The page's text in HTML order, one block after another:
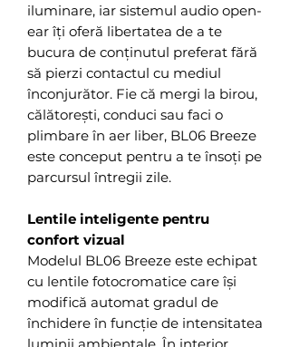
iluminare, iar sistemul audio open-
ear îți oferă libertatea de a te
bucura de conținutul preferat fără
să pierzi contactul cu mediul
înconjurător. Fie că mergi la birou,
călătorești, conduci sau faci o
plimbare în aer liber, BL06 Breeze
este conceput pentru a te însoți pe
parcursul întregii zile.
Lentile inteligente pentru
confort vizual
Modelul BL06 Breeze este echipat
cu lentile fotocromatice care își
modifică automat gradul de
închidere în funcție de intensitatea